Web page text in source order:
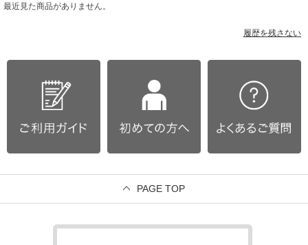
最近見た商品がありません。
履歴を残さない
PAGE TOP